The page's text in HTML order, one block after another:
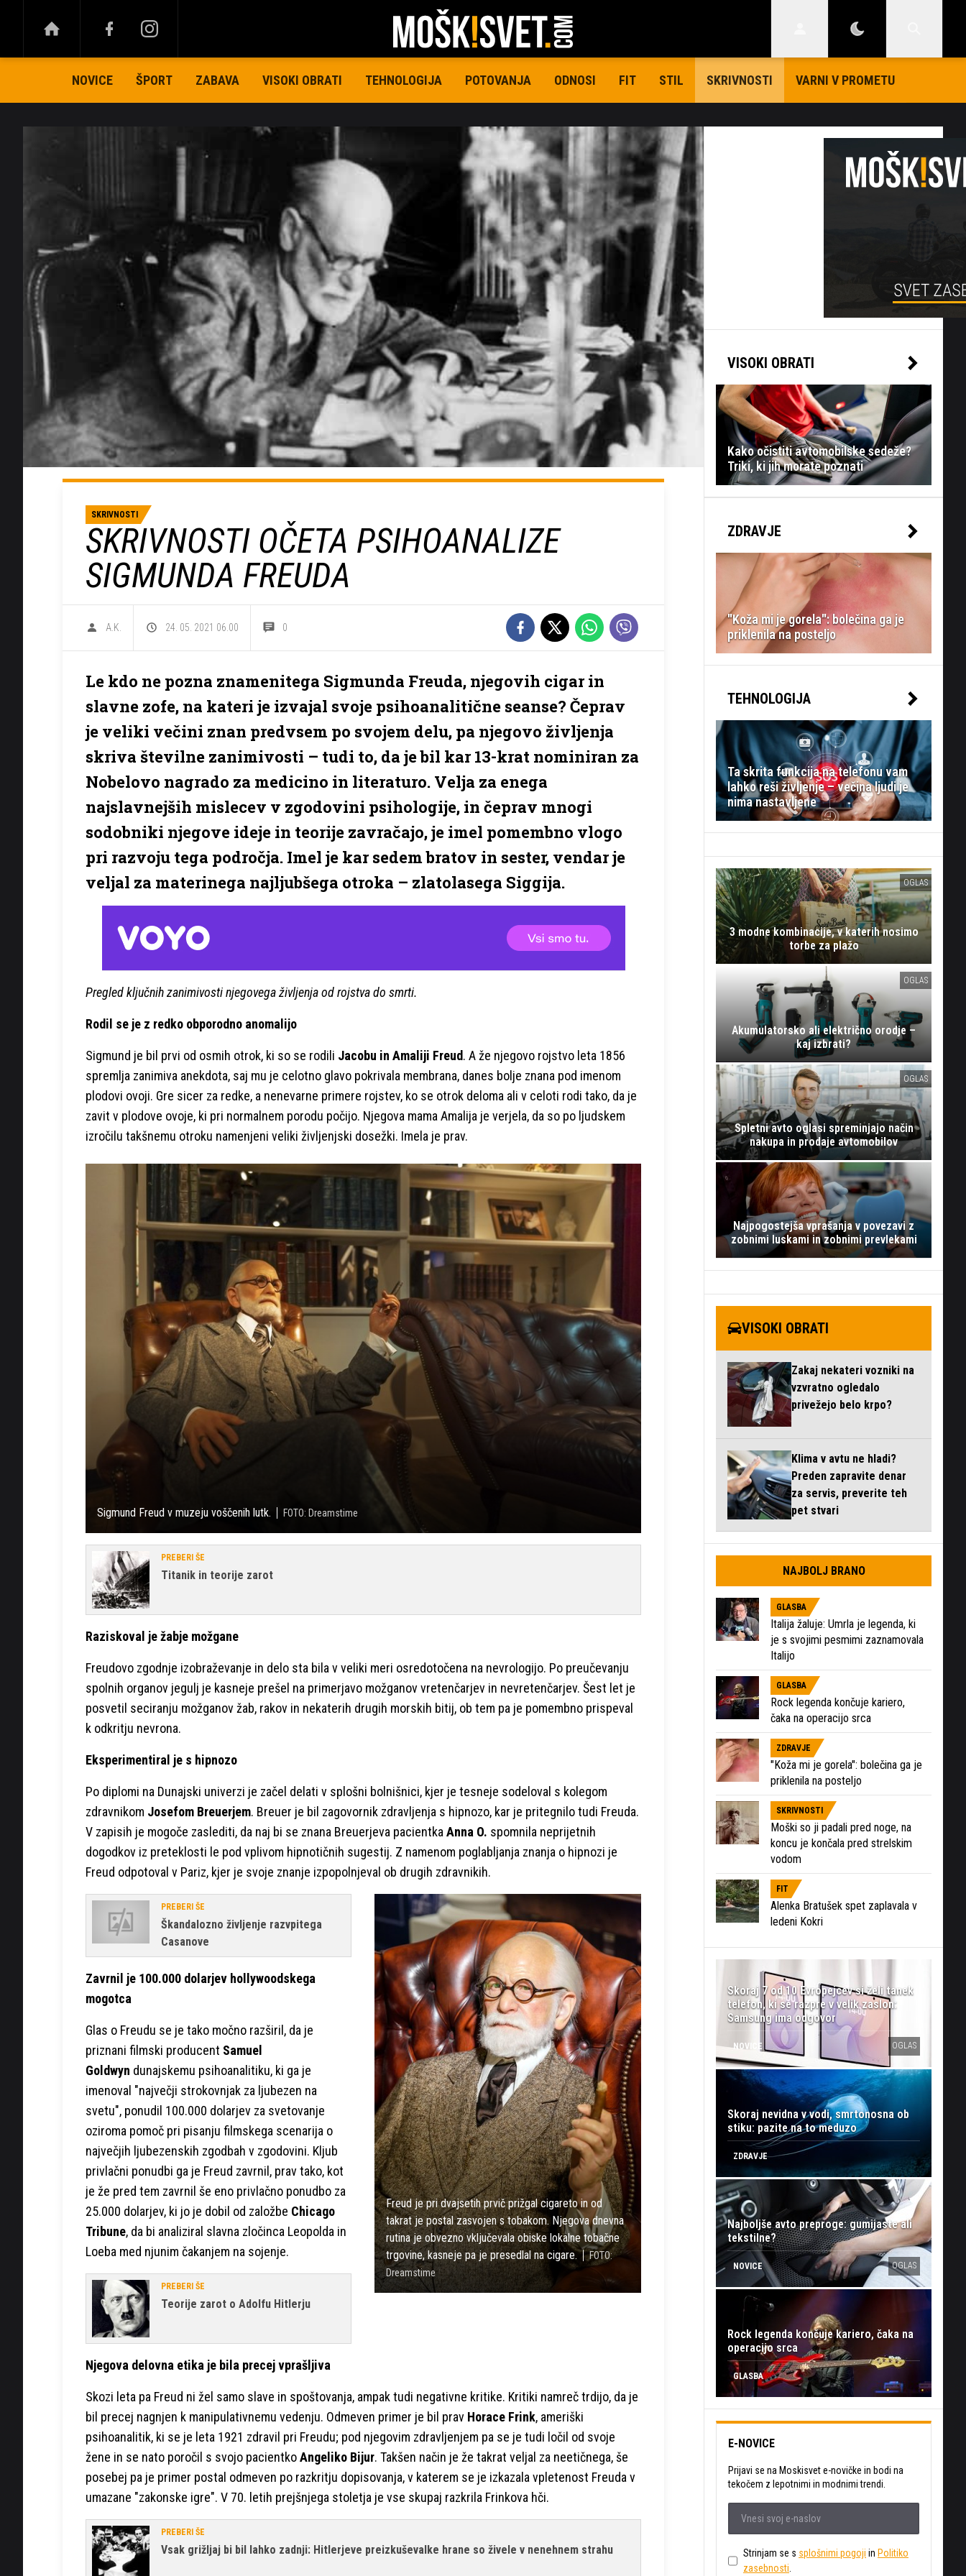
NOVICE ŠPORT ZABAVA VISOKI OBRATI TEHNOLOGIJA POTOVANJA ODNOSI FIT STIL SKRIVNOSTI VARNI V PROMETU
SKRIVNOSTI
SKRIVNOSTI OČETA PSIHOANALIZE
SIGMUNDA FREUDA
A.K. 24. 05. 2021 06.00 0
Le kdo ne pozna znamenitega Sigmunda Freuda, njegovih cigar in
slavne zofe, na kateri je izvajal svoje psihoanalitične seanse? Čeprav
je veliki večini znan predvsem po svojem delu, pa njegovo življenja
skriva številne zanimivosti – tudi to, da je bil kar 13-krat nominiran za
Nobelovo nagrado za medicino in literaturo. Velja za enega
najslavnejših mislecev v zgodovini psihologije, in čeprav mnogi
sodobniki njegove ideje in teorije zavračajo, je imel pomembno vlogo
pri razvoju tega področja. Imel je kar sedem bratov in sester, vendar je
veljal za materinega najljubšega otroka – zlatolasega Siggija.
Pregled ključnih zanimivosti njegovega življenja od rojstva do smrti.
Rodil se je z redko obporodno anomalijo
Sigmund je bil prvi od osmih otrok, ki so se rodili Jacobu in Amaliji Freud. A že njegovo rojstvo leta 1856
spremlja zanimiva anekdota, saj mu je celotno glavo pokrivala membrana, danes bolje znana pod imenom
plodovi ovoji. Gre sicer za redke, a nenevarne primere rojstev, ko se otrok deloma ali v celoti rodi tako, da je
zavit v plodove ovoje, ki pri normalnem porodu počijo. Njegova mama Amalija je verjela, da so po ljudskem
izročilu takšnemu otroku namenjeni veliki življenjski dosežki. Imela je prav.
Sigmund Freud v muzeju voščenih lutk. FOTO: Dreamstime
PREBERI ŠE
Titanik in teorije zarot
Raziskoval je žabje možgane
Freudovo zgodnje izobraževanje in delo sta bila v veliki meri osredotočena na nevrologijo. Po preučevanju
spolnih organov jegulj je kasneje prešel na primerjavo možganov vretenčarjev in nevretenčarjev. Šest let je
posvetil seciranju možganov žab, rakov in nekaterih drugih morskih bitij, ob tem pa je pomembno prispeval
k odkritju nevrona.
Eksperimentiral je s hipnozo
Po diplomi na Dunajski univerzi je začel delati v splošni bolnišnici, kjer je tesneje sodeloval s kolegom
zdravnikom Josefom Breuerjem. Breuer je bil zagovornik zdravljenja s hipnozo, kar je pritegnilo tudi Freuda.
V zapisih je mogoče zaslediti, da naj bi se znana Breuerjeva pacientka Anna O. spomnila neprijetnih
dogodkov iz preteklosti le pod vplivom hipnotičnih sugestij. Z namenom poglabljanja znanja o hipnozi je
Freud odpotoval v Pariz, kjer je svoje znanje izpopolnjeval ob drugih zdravnikih.
Freud je pri dvajsetih prvič prižgal cigareto in od
takrat je postal zasvojen s tobakom. Njegova dnevna
rutina je obvezno vključevala obiske lokalne tobačne
trgovine, kasneje pa je presedlal na cigare.
FOTO:
Dreamstime
PREBERI ŠE
Škandalozno življenje razvpitega
Casanove
Zavrnil je 100.000 dolarjev hollywoodskega
mogotca
Glas o Freudu se je tako močno razširil, da je
priznani filmski producent Samuel
Goldwyn dunajskemu psihoanalitiku, ki ga je
imenoval "največji strokovnjak za ljubezen na
svetu", ponudil 100.000 dolarjev za svetovanje
oziroma pomoč pri pisanju filmskega scenarija o
največjih ljubezenskih zgodbah v zgodovini. Kljub
privlačni ponudbi ga je Freud zavrnil, prav tako, kot
je že pred tem zavrnil še eno privlačno ponudbo za
25.000 dolarjev, ki jo je dobil od založbe Chicago
Tribune, da bi analiziral slavna zločinca Leopolda in
Loeba med njunim čakanjem na sojenje.
PREBERI ŠE
Teorije zarot o Adolfu Hitlerju
Njegova delovna etika je bila precej vprašljiva
Skozi leta pa Freud ni žel samo slave in spoštovanja, ampak tudi negativne kritike. Kritiki namreč trdijo, da je
bil precej nagnjen k manipulativnemu vedenju. Odmeven primer je bil prav Horace Frink, ameriški
psihoanalitik, ki se je leta 1921 zdravil pri Freudu; pod njegovim zdravljenjem pa se je tudi ločil od svoje
žene in se nato poročil s svojo pacientkoAngeliko Bijur. Takšen način je že takrat veljal za neetičnega, še
posebej pa je primer postal odmeven po razkritju dopisovanja, v katerem se je izkazala vpletenost Freuda v
umazane "zakonske igre". V 70. letih prejšnjega stoletja je vse skupaj razkrila Frinkova hči.
PREBERI ŠE
Vsak grižljaj bi bil lahko zadnji: Hitlerjeve preizkuševalke hrane so živele v nenehnem strahu
VISOKI OBRATI
Kako očistiti avtomobilske sedeže?
Triki, ki jih morate poznati
ZDRAVJE
"Koža mi je gorela": bolečina ga je
priklenila na posteljo
TEHNOLOGIJA
Ta skrita funkcija na telefonu vam
lahko reši življenje – večina ljudi je
nima nastavljene
OGLAS
3 modne kombinacije, v katerih nosimo
torbe za plažo
OGLAS
Akumulatorsko ali električno orodje –
kaj izbrati?
OGLAS
Spletni avto oglasi spreminjajo način
nakupa in prodaje avtomobilov
Najpogostejša vprašanja v povezavi z
zobnimi luskami in zobnimi prevlekami
VISOKI OBRATI
Zakaj nekateri vozniki na
vzvratno ogledalo
privežejo belo krpo?
Klima v avtu ne hladi?
Preden zapravite denar
za servis, preverite teh
pet stvari
NAJBOLJ BRANO
GLASBA
Italija žaluje: Umrla je legenda, ki
je s svojimi pesmimi zaznamovala
Italijo
GLASBA
Rock legenda končuje kariero,
čaka na operacijo srca
ZDRAVJE
"Koža mi je gorela": bolečina ga je
priklenila na posteljo
SKRIVNOSTI
Moški so ji padali pred noge, na
koncu je končala pred strelskim
vodom
FIT
Alenka Bratušek spet zaplavala v
ledeni Kokri
Skoraj 7 od 10 Evropejcev si želi tanek
telefon, ki se razpre v velik zaslon:
Samsung ima odgovor
NOVICE OGLAS
Skoraj nevidna v vodi, smrtonosna ob
stiku: pazite na to meduzo
ZDRAVJE
Najboljše avto preproge: gumijaste ali
tekstilne?
NOVICE OGLAS
Rock legenda končuje kariero, čaka na
operacijo srca
GLASBA
E-NOVICE
Prijavi se na Moskisvet e-novičke in bodi na
tekočem z lepotnimi in modnimi trendi.
Strinjam se s splošnimi pogoji in Politiko
zasebnosti